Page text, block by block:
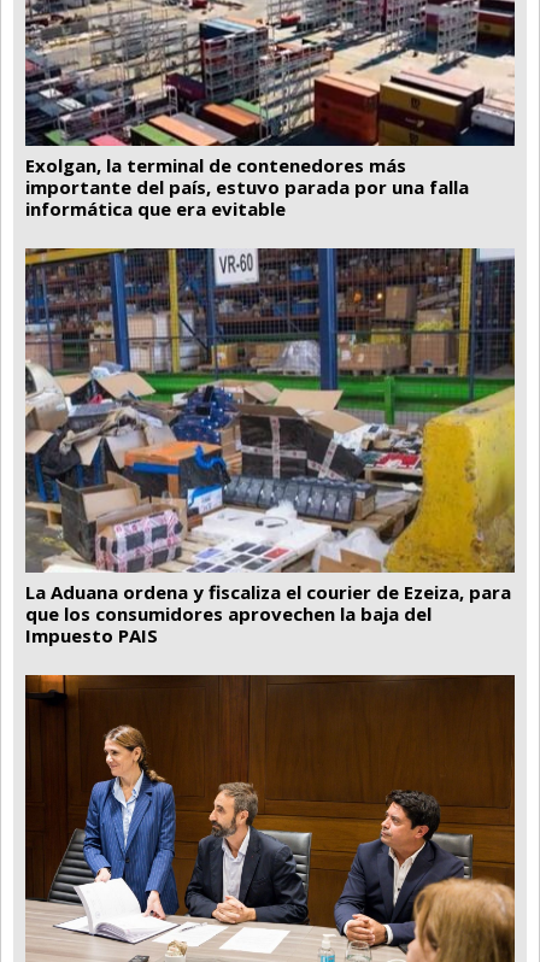
Exolgan, la terminal de contenedores más
importante del país, estuvo parada por una falla
informática que era evitable
La Aduana ordena y fiscaliza el courier de Ezeiza, para
que los consumidores aprovechen la baja del
Impuesto PAIS